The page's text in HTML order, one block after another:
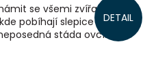
DETAIL
se všemi zvířaty, která
pobíhají slepice a kuřata,
stáda ovcí....